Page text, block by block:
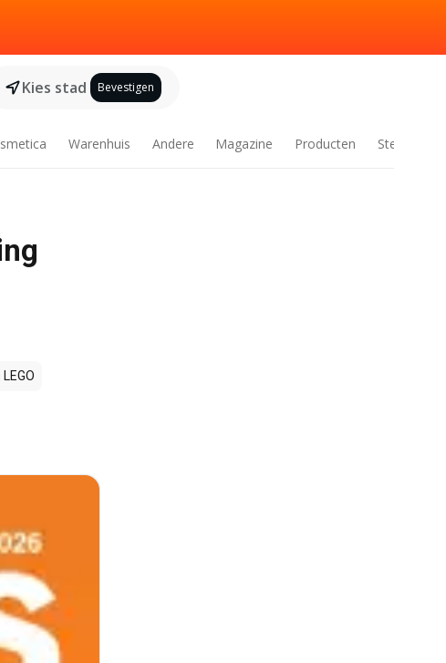
Kies stad Bevestigen
Warenhuis Andere Magazine Producten Steden
LEGO